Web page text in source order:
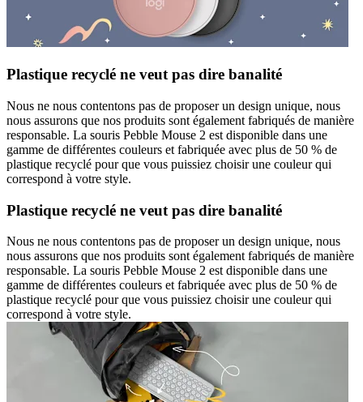
Plastique recyclé ne veut pas dire banalité
Nous ne nous contentons pas de proposer un design unique, nous
nous assurons que nos produits sont également fabriqués de manière
responsable. La souris Pebble Mouse 2 est disponible dans une
gamme de différentes couleurs et fabriquée avec plus de 50 % de
plastique recyclé pour que vous puissiez choisir une couleur qui
correspond à votre style.
Plastique recyclé ne veut pas dire banalité
Nous ne nous contentons pas de proposer un design unique, nous
nous assurons que nos produits sont également fabriqués de manière
responsable. La souris Pebble Mouse 2 est disponible dans une
gamme de différentes couleurs et fabriquée avec plus de 50 % de
plastique recyclé pour que vous puissiez choisir une couleur qui
correspond à votre style.